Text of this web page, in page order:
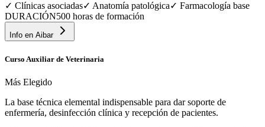
✓ Clínicas asociadas✓ Anatomía patológica✓ Farmacología base
DURACIÓN500 horas de formación
Info en Aibar
Curso Auxiliar de Veterinaria
Más Elegido
La base técnica elemental indispensable para dar soporte de
enfermería, desinfección clínica y recepción de pacientes.